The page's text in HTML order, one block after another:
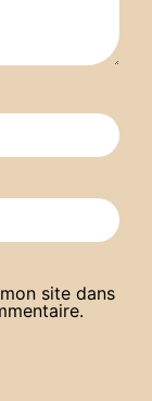
site dans